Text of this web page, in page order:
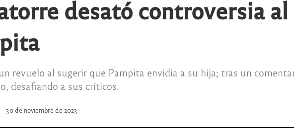
desató controversia
revuelo al sugerir que Pampita envidia a su hija; tras un
desafiando a sus críticos.
30 de noviembre de 2023